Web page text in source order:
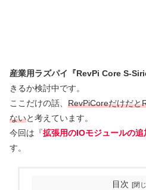
産業用ラズパイ『RevPi Core S-
きるか検討中です。
ここだけの話、 RevPiCoreだけだと
ないと考えています。
今回は『拡張用のIOモジュールの追
す。
目次